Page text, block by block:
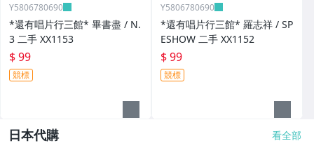
Y5806780690
*還有唱片行三館* 畢書盡 / N.
3 二手 XX1153
$ 99
競標
Y5806780690
*還有唱片行三館* 羅志祥 / SP
ESHOW 二手 XX1152
$ 99
競標
日本代購 看全部